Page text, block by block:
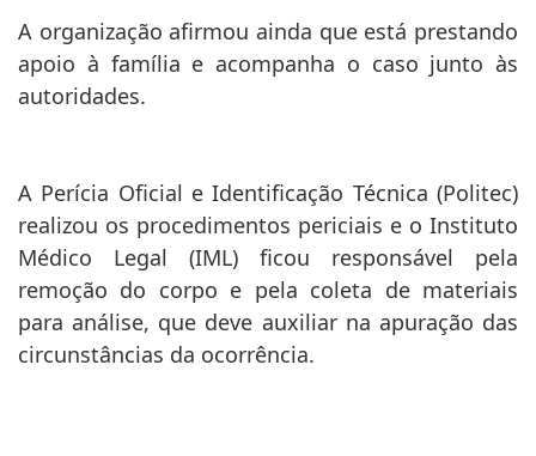
A organização afirmou ainda que está prestando
apoio à família e acompanha o caso junto às
autoridades.
A Perícia Oficial e Identificação Técnica (Politec)
realizou os procedimentos periciais e o Instituto
Médico Legal (IML) ficou responsável pela
remoção do corpo e pela coleta de materiais
para análise, que deve auxiliar na apuração das
circunstâncias da ocorrência.